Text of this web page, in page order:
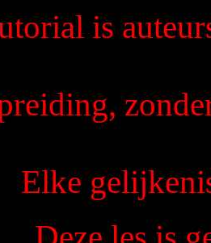
is
Elke